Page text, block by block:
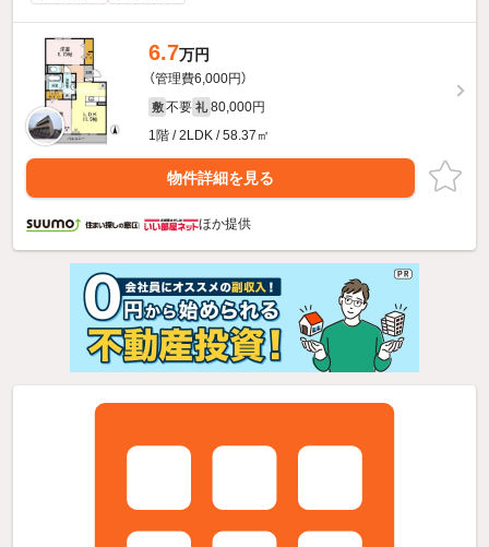
6.7万円
（管理費6,000円）
敷 不要 礼 80,000円
1階 / 2LDK / 58.37㎡
物件詳細を見る
ほか提供